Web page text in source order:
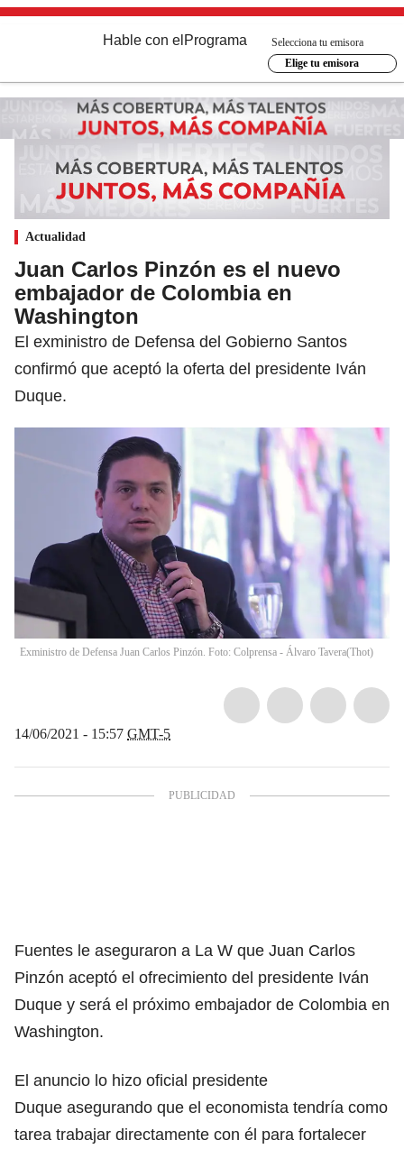
Hable con el Programa
Selecciona tu emisora
Elige tu emisora
Actualidad
Juan Carlos Pinzón es el nuevo
embajador de Colombia en
Washington
El exministro de Defensa del Gobierno Santos
confirmó que aceptó la oferta del presidente Iván
Duque.
Exministro de Defensa Juan Carlos Pinzón. Foto: Colprensa - Álvaro Tavera(Thot)
14/06/2021 - 15:57 GMT-5
Fuentes le aseguraron a La W que Juan Carlos
Pinzón aceptó el ofrecimiento del presidente Iván
Duque y será el próximo embajador de Colombia en
Washington.
El anuncio lo hizo oficial presidente
Duque asegurando que el economista tendría como
tarea trabajar directamente con él para fortalecer